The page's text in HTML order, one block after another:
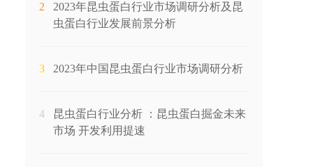
2
2023年昆虫蛋白行业市场调研分析及昆
虫蛋白行业发展前景分析
3 2023年中国昆虫蛋白行业市场调研分析
4
昆虫蛋白行业分析 ：昆虫蛋白掘金未来
市场 开发利用提速